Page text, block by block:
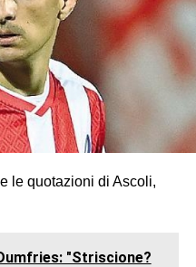
le quotazioni di Ascoli,
"Striscione?